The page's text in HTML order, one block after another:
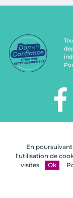
En
l'utilisation de
visites.
Ok